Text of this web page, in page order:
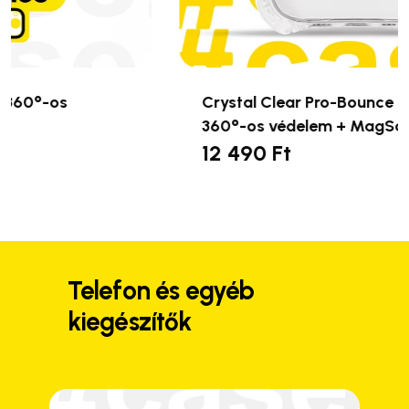
Crystal Clear Pro-Bounce telefontok –
360°-os védelem + MagSafe
Ennek
variációja
A
változatok
választhatók
Telefon és egyéb
kiegészítők